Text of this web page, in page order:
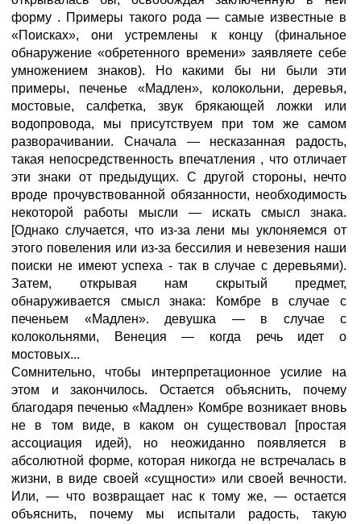
форму . Примеры такого рода — самые известные в
«Поисках», они устремлены к концу (финальное
обнаружение «обретенного времени» заявляете себе
умножением знаков). Но какими бы ни были эти
примеры, печенье «Мадлен», колокольни, деревья,
мостовые, салфетка, звук брякающей ложки или
водопровода, мы присутствуем при том же самом
разворачивании. Сначала — несказанная радость,
такая непосредственность впечатления , что отличает
эти знаки от предыдущих. С другой стороны, нечто
вроде прочувствованной обязанности, необходимость
некоторой работы мысли — искать смысл знака.
[Однако случается, что из-за лени мы уклоняемся от
этого повеления или из-за бессилия и невезения наши
поиски не имеют успеха - так в случае с деревьями).
Затем, открывая нам скрытый предмет,
обнаруживается смысл знака: Комбре в случае с
печеньем «Мадлен». девушка — в случае с
колокольнями, Венеция — когда речь идет о
мостовых...
Сомнительно, чтобы интерпретационное усилие на
этом и закончилось. Остается объяснить, почему
благодаря печенью «Мадлен» Комбре возникает вновь
не в том виде, в каком он существовал [простая
ассоциация идей), но неожиданно появляется в
абсолютной форме, которая никогда не встречалась в
жизни, в виде своей «сущности» или своей вечности.
Или, — что возвращает нас к тому же, — остается
объяснить, почему мы испытали радость, такую